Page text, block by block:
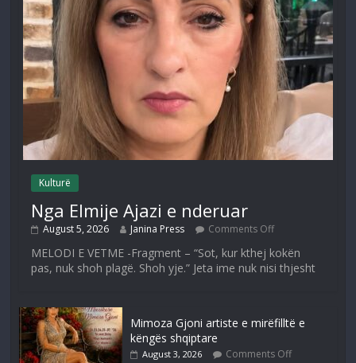
Kulturë
Nga Elmije Ajazi e nderuar
August 5, 2026 Janina Press Comments Off
MELODI E VETME -Fragment – “Sot, kur kthej kokën
pas, nuk shoh plagë. Shoh yje.” Jeta ime nuk nisi thjesht
Mimoza Gjoni artiste e mirëfilltë e
këngës shqiptare
August 3, 2026 Comments Off